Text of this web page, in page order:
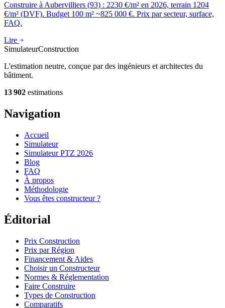
Construire à Aubervilliers (93) : 2230 €/m² en 2026, terrain 1204
€/m² (DVF). Budget 100 m² ~825 000 €. Prix par secteur, surface,
FAQ.
Lire
SimulateurConstruction
L'estimation neutre, conçue par des ingénieurs et architectes du
bâtiment.
13 902 estimations
Navigation
Accueil
Simulateur
Simulateur PTZ 2026
Blog
FAQ
À propos
Méthodologie
Vous êtes constructeur ?
Éditorial
Prix Construction
Prix par Région
Financement & Aides
Choisir un Constructeur
Normes & Réglementation
Faire Construire
Types de Construction
Comparatifs